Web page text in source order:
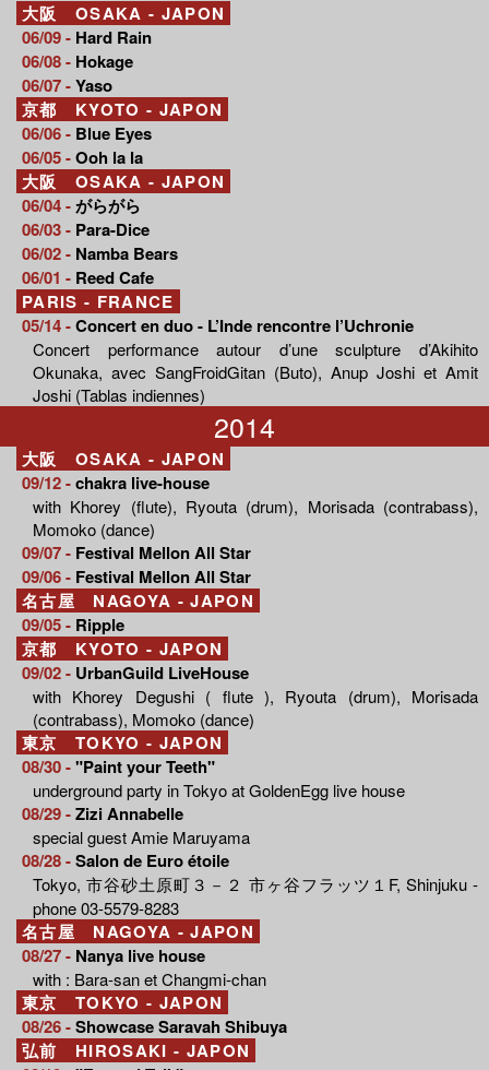
大阪 OSAKA - JAPON
06/09 - Hard Rain
06/08 - Hokage
06/07 -Yaso
京都 KYOTO - JAPON
06/06 - Blue Eyes
06/05 -Ooh la la
大阪 OSAKA - JAPON
06/04 -がらがら
06/03 - Para-Dice
06/02 - Namba Bears
06/01 - Reed Cafe
PARIS - FRANCE
05/14 -Concert en duo - L’Inde rencontre l’Uchronie
Concert performance autour d’une sculpture d’Akihito
Okunaka, avec SangFroidGitan (Buto), Anup Joshi et Amit
Joshi (Tablas indiennes)
2014
大阪 OSAKA - JAPON
09/12 -chakra live-house
with Khorey (flute), Ryouta (drum), Morisada (contrabass),
Momoko (dance)
09/07 - Festival Mellon All Star
09/06 - Festival Mellon All Star
名古屋 NAGOYA - JAPON
09/05 - Ripple
京都 KYOTO - JAPON
09/02 - UrbanGuild LiveHouse
with Khorey Degushi ( flute ), Ryouta (drum), Morisada
(contrabass), Momoko (dance)
東京 TOKYO - JAPON
08/30 -"Paint your Teeth"
underground party in Tokyo at GoldenEgg live house
08/29 -Zizi Annabelle
special guest Amie Maruyama
08/28 -Salon de Euro étoile
Tokyo, 市谷砂土原町３－２ 市ヶ谷フラッツ１F, Shinjuku -
phone 03-5579-8283
名古屋 NAGOYA - JAPON
08/27 - Nanya live house
with : Bara-san et Changmi-chan
東京 TOKYO - JAPON
08/26 -Showcase Saravah Shibuya
弘前 HIROSAKI - JAPON